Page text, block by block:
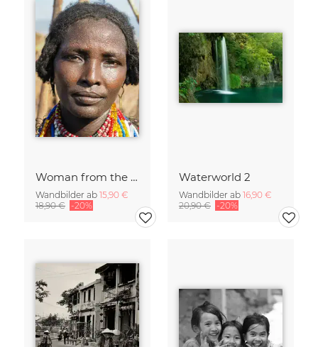
Woman from the Arbore Tribe
Wandbilder ab 15,90 €
18,90 € -20%
Waterworld 2
Wandbilder ab 16,90 €
20,90 € -20%